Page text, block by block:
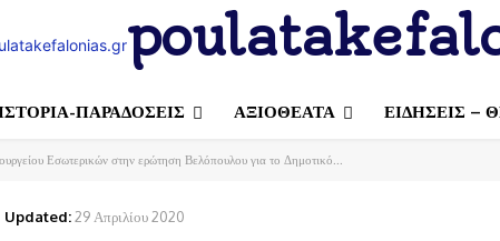
ΠΑΡΑΔΟΣΕΙΣ ΑΞΙΟΘΕΑΤΑ ΕΙΔΗΣΕΙΣ –
Εσωτερικών στην ερώτηση Βελόπουλου για το Δημοτικό...
Updated:29 Απριλίου 2020